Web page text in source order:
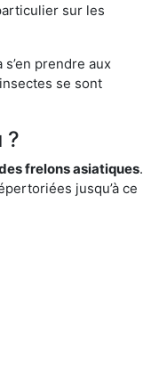
sur les
prendre aux
se sont
?
frelons asiatiques.
jusqu’à ce